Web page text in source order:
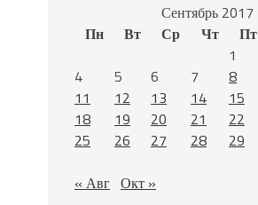
Сентябрь 2017
Пн
Вт Ср Чт Пт
1
4
5 6 7 8
11
12 13 14 15
18
19 20 21 22
25
26 27 28 29
« Авг Окт »